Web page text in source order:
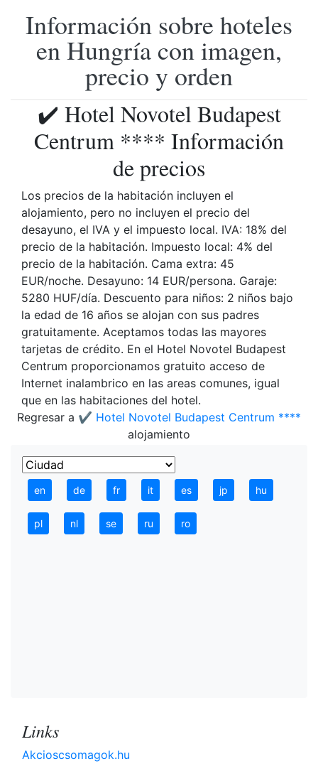
Información sobre hoteles
en Hungría con imagen,
precio y orden
✔️ Hotel Novotel Budapest
Centrum **** Información
de precios
Los precios de la habitación incluyen el
alojamiento, pero no incluyen el precio del
desayuno, el IVA y el impuesto local. IVA: 18% del
precio de la habitación. Impuesto local: 4% del
precio de la habitación. Cama extra: 45
EUR/noche. Desayuno: 14 EUR/persona. Garaje:
5280 HUF/día. Descuento para niños: 2 niños bajo
la edad de 16 años se alojan con sus padres
gratuitamente. Aceptamos todas las mayores
tarjetas de crédito. En el Hotel Novotel Budapest
Centrum proporcionamos gratuito acceso de
Internet inalambrico en las areas comunes, igual
que en las habitaciones del hotel.
Regresar a ✔️ Hotel Novotel Budapest Centrum ****
alojamiento
en de fr it es jp hu
pl nl se ru ro
Links
Akcioscsomagok.hu